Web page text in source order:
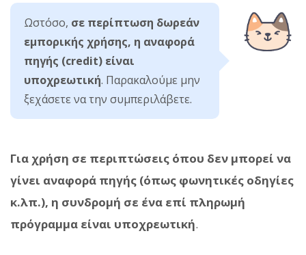
Ωστόσο, σε περίπτωση δωρεάν
εμπορικής χρήσης, η αναφορά
πηγής (credit) είναι
υποχρεωτική. Παρακαλούμε μην
ξεχάσετε να την συμπεριλάβετε.
Για χρήση σε περιπτώσεις όπου δεν μπορεί να
γίνει αναφορά πηγής (όπως φωνητικές οδηγίες
κ.λπ.), η συνδρομή σε ένα επί πληρωμή
πρόγραμμα είναι υποχρεωτική.